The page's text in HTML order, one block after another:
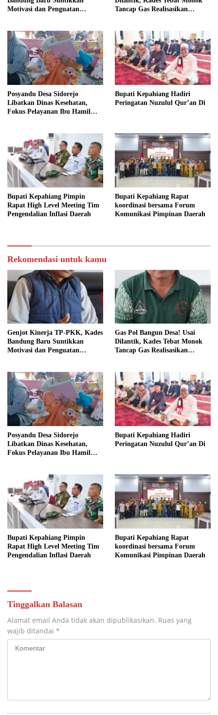
Motivasi dan Penguatan
Tancap Gas Realisasikan
Posyandu Desa Sidorejo
Libatkan Dinas Kesehatan,
Fokus Pelayanan Ibu Hamil
Bupati Kepahiang Hadiri
Peringatan Nuzulul Qur’an Di
Bupati Kepahiang Pimpin
Rapat High Level Meeting Tim
Pengendalian Inflasi Daerah
Bupati Kepahiang Rapat
koordinasi bersama Forum
Komunikasi Pimpinan Daerah
Rekomendasi untuk kamu
Genjot Kinerja TP-PKK, Kades
Bandung Baru Suntikkan
Motivasi dan Penguatan
Gas Pol Bangun Desa! Usai
Dilantik, Kades Tebat Monok
Tancap Gas Realisasikan
Posyandu Desa Sidorejo
Libatkan Dinas Kesehatan,
Fokus Pelayanan Ibu Hamil
Bupati Kepahiang Hadiri
Peringatan Nuzulul Qur’an Di
Bupati Kepahiang Pimpin
Rapat High Level Meeting Tim
Pengendalian Inflasi Daerah
Bupati Kepahiang Rapat
koordinasi bersama Forum
Komunikasi Pimpinan Daerah
Tinggalkan Balasan
Alamat email Anda tidak akan dipublikasikan. Ruas yang
wajib ditandai *